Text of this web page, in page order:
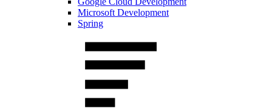
Microsoft Development
Spring